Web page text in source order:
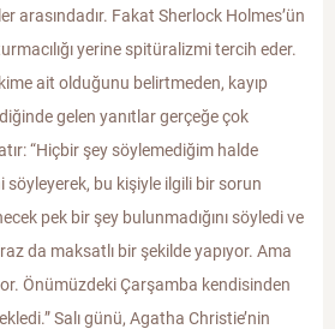
arasındadır. Fakat Sherlock Holmes’ün
yerine spitüralizmi tercih eder.
ait olduğunu belirtmeden, kayıp
gelen yanıtlar gerçeğe çok
“Hiçbir şey söylemediğim halde
söyleyerek, bu kişiyle ilgili bir sorun
pek bir şey bulunmadığını söyledi ve
da maksatlı bir şekilde yapıyor. Ama
Önümüzdeki Çarşamba kendisinden
Salı günü, Agatha Christie’nin